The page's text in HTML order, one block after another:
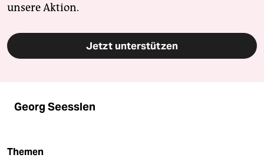
unsere Aktion.
Jetzt unterstützen
Georg Seesslen
Themen